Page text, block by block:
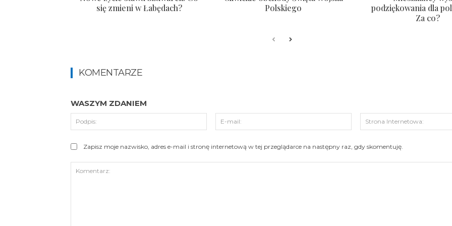
się zmieni w Łabędach?
Polskiego
podziękowania dla
Za co?
KOMENTARZE
WASZYM ZDANIEM
Podpis:
mail:
Zapisz moje nazwisko, adres e-mail i stronę internetową w tej przeglądarce na następny raz, gdy skomentuję.